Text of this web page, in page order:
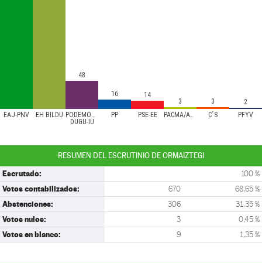
EAJ-PNV EH BILDU PODEMOS/AHAL
DUGU-IU
PP PSE-EE PACMA/ATTKA C´S PFYV
48
16 14
3 3 2
RESUMEN DEL ESCRUTINIO DE ORMAIZTEGI
Escrutado: 100 %
Votos contabilizados: 670 68,65 %
Abstenciones: 306 31,35 %
Votos nulos: 3 0,45 %
Votos en blanco: 9 1,35 %